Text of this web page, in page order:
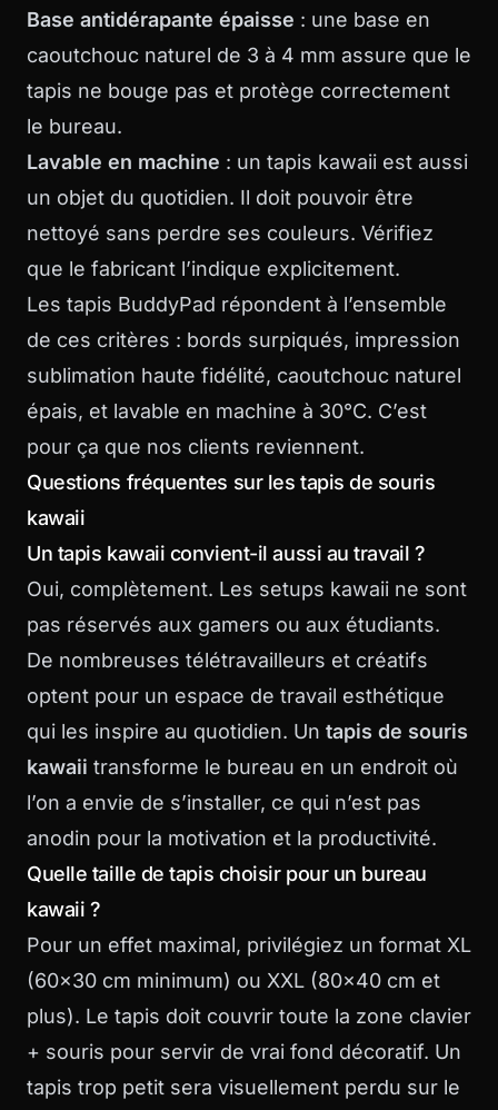
Base antidérapante épaisse : une base en
caoutchouc naturel de 3 à 4 mm assure que le
tapis ne bouge pas et protège correctement
le bureau.
Lavable en machine : un tapis kawaii est aussi
un objet du quotidien. Il doit pouvoir être
nettoyé sans perdre ses couleurs. Vérifiez
que le fabricant l’indique explicitement.
Les tapis BuddyPad répondent à l’ensemble
de ces critères : bords surpiqués, impression
sublimation haute fidélité, caoutchouc naturel
épais, et lavable en machine à 30°C. C’est
pour ça que nos clients reviennent.
Questions fréquentes sur les tapis de souris
kawaii
Un tapis kawaii convient-il aussi au travail ?
Oui, complètement. Les setups kawaii ne sont
pas réservés aux gamers ou aux étudiants.
De nombreuses télétravailleurs et créatifs
optent pour un espace de travail esthétique
qui les inspire au quotidien. Un tapis de souris
kawaii transforme le bureau en un endroit où
l’on a envie de s’installer, ce qui n’est pas
anodin pour la motivation et la productivité.
Quelle taille de tapis choisir pour un bureau
kawaii ?
Pour un effet maximal, privilégiez un format XL
(60×30 cm minimum) ou XXL (80×40 cm et
plus). Le tapis doit couvrir toute la zone clavier
+ souris pour servir de vrai fond décoratif. Un
tapis trop petit sera visuellement perdu sur le